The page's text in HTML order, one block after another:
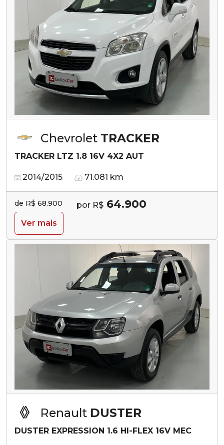
Chevrolet TRACKER
TRACKER LTZ 1.8 16V 4X2 AUT
2014/2015 71.081 km
de R$ 68.900 por R$ 64.900
Ver mais
Renault DUSTER
DUSTER EXPRESSION 1.6 HI-FLEX 16V MEC